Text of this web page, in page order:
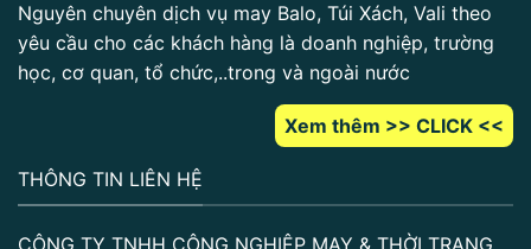
Nguyên chuyên dịch vụ may Balo, Túi Xách, Vali theo
yêu cầu cho các khách hàng là doanh nghiệp, trường
học, cơ quan, tổ chức,..trong và ngoài nước
Xem thêm >> CLICK <<
THÔNG TIN LIÊN HỆ
CÔNG TY TNHH CÔNG NGHIỆP MAY & THỜI TRANG